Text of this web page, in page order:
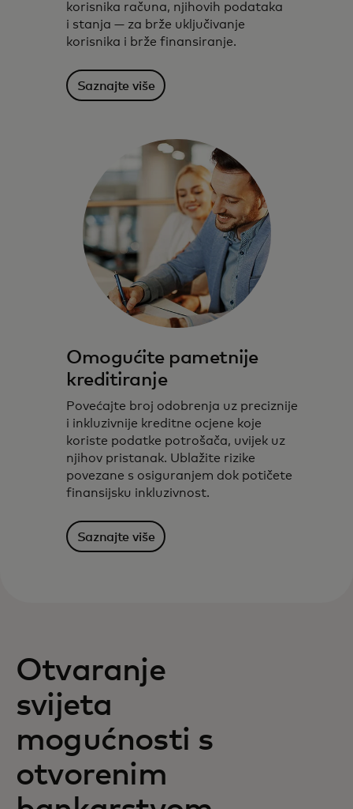
korisnika računa, njihovih podataka
i stanja — za brže uključivanje
korisnika i brže finansiranje.
Saznajte više
Omogućite pametnije
kreditiranje
Povećajte broj odobrenja uz preciznije
i inkluzivnije kreditne ocjene koje
koriste podatke potrošača, uvijek uz
njihov pristanak. Ublažite rizike
povezane s osiguranjem dok potičete
finansijsku inkluzivnost.
Saznajte više
Otvaranje
svijeta
mogućnosti s
otvorenim